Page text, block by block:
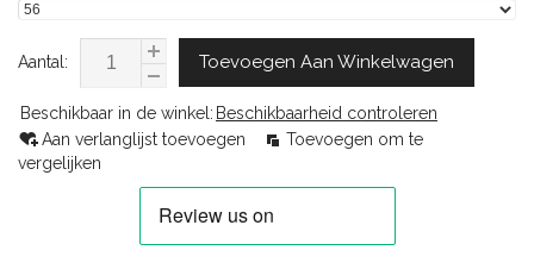
Aantal: Toevoegen Aan Winkelwagen
Beschikbaar in de winkel: Beschikbaarheid controleren
Aan verlanglijst toevoegen
Toevoegen om te
vergelijken